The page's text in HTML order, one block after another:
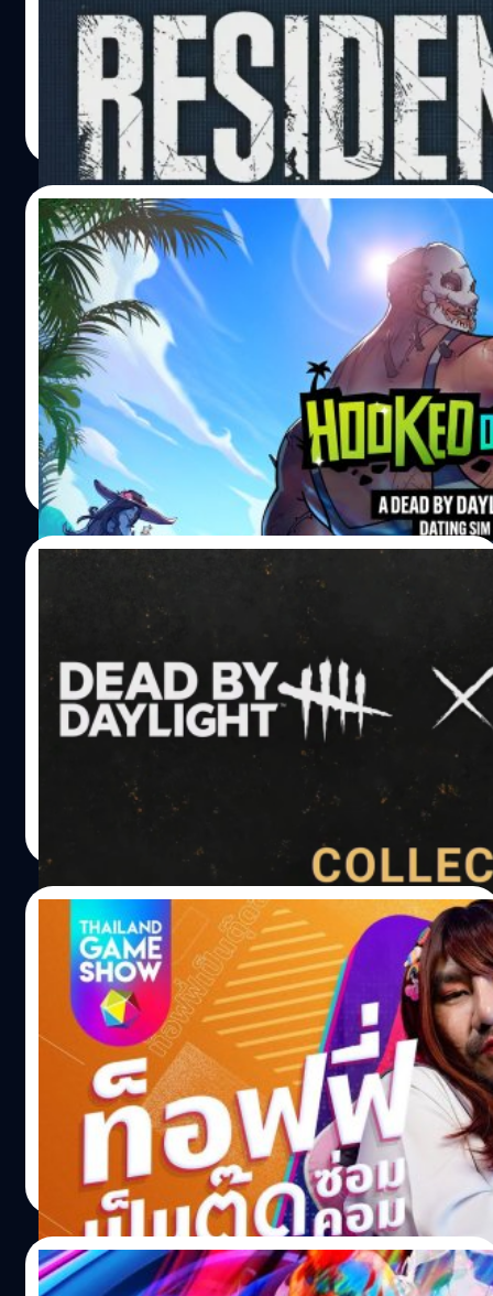
Evil DLC ให้กับ Dead by Daylight เมื่อปีที่ผ่านมา ที่มาพร้อม
กับตัวละครผู้รอดชีวิตอย่าง Jill Valentine, Leon S.
Kennedy, ตัวละครนักฆ่า Nemesis และด่าน Raccoon City
Police Station จากไลฟ์สตรีมครบรอบ 5 ปีของตัวเกมได้
ประกาศเปิดตัว DLC ภาคต่อของ Resident Evil ที่จะใช้ชื่อว่า
Resident Evil Chapter: Project W. ครับ อย่างไรก็ตาม ใน
ขณะนี้ยังไม่มีการเผยข้อมูลคอนเทนต์ใด ๆ จาก DLC ภาคต่อ
นอกจากฟุตเทจสั้น ๆ จากตัวอย่างแรกของ Resident Evil
DLC ที่ตัวละคร Meg Thomas กำลังวิ่งหนี Nemesis พร้อมกับ
ช่วงวางจำหน่ายของ…
กรณ์รัฐภาส ธนวัตไชยศรี| 1528 days ago
Read More
18/05/2022
เปิดตัวเกมจีบนักฆ่า Hooked on You: A Dead
by Daylight Dating Sim
ทีมพัฒนา Behaviour Interactive จับมือกับ Psyop ผู้สร้าง
เกม I Love You, Colonel Sanders! ประกาศเปิดตัวเกม
Hooked on You: A Dead by Daylight Dating Sim โดยจะ
วางจำหน่ายผ่านร้านค้า Steam ในช่วงฤดูร้อนนี้ Hooked on
You: A Dead by Daylight Dating Sim จะพาผู้เล่นไปยัง
‘Murderer's Island’ ซึ่งเป็นที่อยู่ของนักฆ่า 4 คนคือ The
Huntress, The Spirit, The Trapper และ The Wraith แม้รูป
ลักษณ์ภายนอกจะดูโหดร้ายแต่พวกเขาก็ต้องการความโรแมน
ติก พวกเขาอาจจะพบรักแท้ สร้างมิตรภาพที่ดี หรือตาย โดยผู้
เล่นจะต้องเปิดเผยว่า อะไรพาพวกเขามายังเกาะนี้? พวกเขามา
ศุภกร ประเสริฐศิลป์ | 1541 days ago
Read More
18/05/2022
Dead by Daylight ร่วมกับ Attack on Titan
วางจำหน่าย DLC ชุดใหม่ เร็ว ๆ นี้
จากไลฟ์สตรีมครบรอบ 6 ปีของเกม Dead by Daylight ทาง
ทีมผู้พัฒนาได้ประกาศ DLC ใหม่ชื่อว่า Roots of Dead ที่จะมา
พร้อมกับ The Dredge ตัวละครนักฆ่าหน้าใหม่ พร้อมกับตัว
เซอร์ไพรส์อีกหนึ่งชุดก็คือสกินตัวละครจากซีรีส์อนิเมะ Attack
on Titan ที่พึ่งฉายจบไปเมื่อไม่นานมานี้ครับ โดยชุดสกินใหม่
จะประกอบไปด้วย ชุดหน่วยสำรวจสำหรับตัวละครผู้เอาชีวิต
รอด Dwight และ Zarina พร้อมกับสกินไททันเกราะสำหรับตัว
ละครนักฆ่า Oni อย่างไรก็ตาม ในขณะนี้ทางทีมงานยังไม่เผย
กำหนดวันวางจำหน่าย DLC และชุดจากในภาพทั้งหมดอาจมี
การเปลี่ยนแปลงในภายหลังเช่นกัน
กรณ์รัฐภาส ธนวัตไชยศรี | 1542 days ago
[TGS Interview] ‘ท็อฟฟี่เป็นตุ๊ดซ่อมคอม’ “ที่
เล่นเกม”
'ท็อฟฟี่ จักรพงศ์ พุ่มไพจิตร' หรือที่ใครหลายคนรู้จักมากกว่า
ในชื่อ ‘ท็อฟฟี่เป็นตุ๊ดซ่อมคอม’ อินฟลูเอนเซอร์สาย IT และ
เกม ที่เป็นมิตรกับทุกคนด้วยการนำเสนอคอนเทนต์เกี่ยวกับ
ไอทีที่เข้าใจง่าย และสนุกไปพร้อม ๆ กัน นอกจากนี้อีกบทบาท
หนึ่งของเขา คือ การเป็นเกมเมอร์
| 1552 days ago
Read More
28/02/2022